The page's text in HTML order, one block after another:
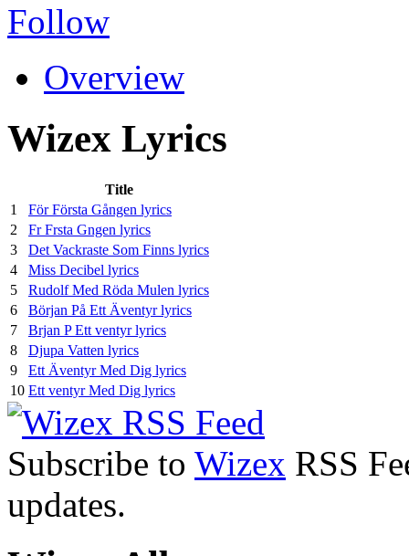
Follow
Overview
Wizex Lyrics
Title
1
För Första Gången lyrics
2
Fr Frsta Gngen lyrics
3
Det Vackraste Som Finns lyrics
4
Miss Decibel lyrics
5
Rudolf Med Röda Mulen lyrics
6
Början På Ett Äventyr lyrics
7
Brjan P Ett ventyr lyrics
8
Djupa Vatten lyrics
9
Ett Äventyr Med Dig lyrics
10 Ett ventyr Med Dig lyrics
Subscribe to Wizex RSS
updates.